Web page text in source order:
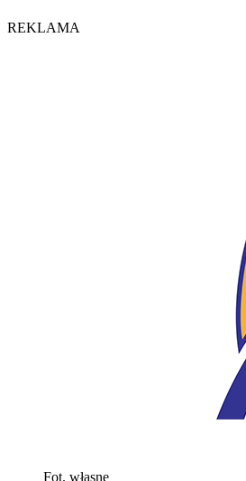
REKLAMA
Fot. własne